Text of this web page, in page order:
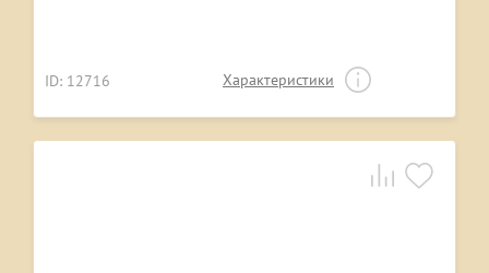
ID: 12716 Характеристики